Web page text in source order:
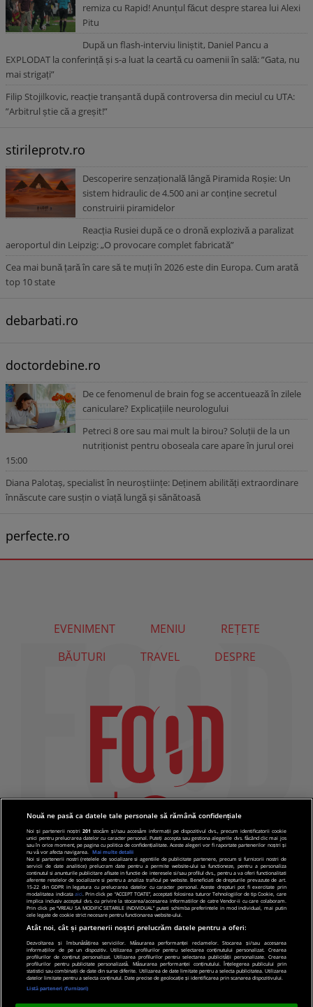
remiza cu Rapid! Anunțul făcut despre starea lui Alexi
Pitu
După un flash-interviu liniștit, Daniel Pancu a
EXPLODAT la conferință și s-a luat la ceartă cu oamenii în sală: ”Gata, nu
mai strigați”
Filip Stojilkovic, reacție tranșantă după controversa din meciul cu UTA:
”Arbitrul știe că a greșit!”
stirileprotv.ro
Descoperire senzațională lângă Piramida Roșie: Un
sistem hidraulic de 4.500 ani ar conține secretul
construirii piramidelor
Reacția Rusiei după ce o dronă explozivă a paralizat
aeroportul din Leipzig: „O provocare complet fabricată”
Cea mai bună țară în care să te muți în 2026 este din Europa. Cum arată
top 10 state
debarbati.ro
doctordebine.ro
De ce fenomenul de brain fog se accentuează în zilele
caniculare? Explicațiile neurologului
Petreci 8 ore sau mai mult la birou? Soluții de la un
nutriționist pentru oboseala care apare în jurul orei
15:00
Diana Palotaș, specialist în neuroștiințe: Deținem abilități extraordinare
înnăscute care susțin o viață lungă și sănătoasă
perfecte.ro
EVENIMENT MENIU
REȚETE
BĂUTURI
TRAVEL DESPRE
© 2019 PRO TV S.R.L |Politica de Cookie|Politica
de confidentialitate
Nouă ne pasă ca datele tale personale să rămână confidențiale
Noi și partenerii noștri201 stocăm și/sau accesăm informații pe dispozitivul dvs., precum identificatorii cookie
unici pentru prelucrarea datelor cu caracter personal. Puteți accepta sau gestiona alegerile dvs. făcând clic mai jos
sau în orice moment, pe pagina cu politica de confidențialitate. Aceste alegeri vor fi raportate partenerilor noștri și
nu vă vor afecta navigarea.
Mai multe detalii
Noi si partenerii nostri (retelele de socializare si agentiile de publicitate partenere, precum si furnizorii nostri de
servicii de date analitice) prelucram date pentru a permite website-ului sa functioneze, pentru a personaliza
continutul si anunturile publicitare afisate in functie de interesele si/sau profilul dvs., pentru a va oferi functionalitati
aferente retelelor de socializare si pentru a analiza traficul pe website. Beneficiati de drepturile prevazute de art.
15-22 din GDPR in legatura cu prelucrarea datelor cu caracter personal. Aceste drepturi pot fi exercitate prin
modalitatea indicata aici. Prin click pe “ACCEPT TOATE”, acceptati folosirea tuturor Tehnologiilor de tip Cookie, care
implica inclusiv acceptul dvs. cu privire la stocarea/accesarea informatiilor de catre Vendor-ii cu care colaboram.
Prin click pe “VREAU SA MODIFIC SETARILE INDIVIDUAL” puteti schimba preferintele in mod individual, mai putin
cele legate de cookie strict necesare pentru functionarea website-ului.
Atât noi, cât și partenerii noștri prelucrăm datele pentru a oferi:
Dezvoltarea și îmbunătățirea serviciilor. Măsurarea performanței reclamelor. Stocarea și/sau accesarea
informațiilor de pe un dispozitiv. Utilizarea profilurilor pentru selectarea conținutului personalizat. Crearea
profilurilor de conținut personalizat. Utilizarea profilurilor pentru selectarea publicității personalizate. Crearea
profilurilor pentru publicitate personalizată. Măsurarea performanței conținutului. Înțelegerea publicului prin
statistici sau combinații de date din surse diferite. Utilizarea de date limitate pentru a selecta publicitatea. Utilizarea
datelor limitate pentru a selecta conținutul. Date precise de geolocație și identificarea prin scanarea dispozitivului.
Listă parteneri (furnizori)